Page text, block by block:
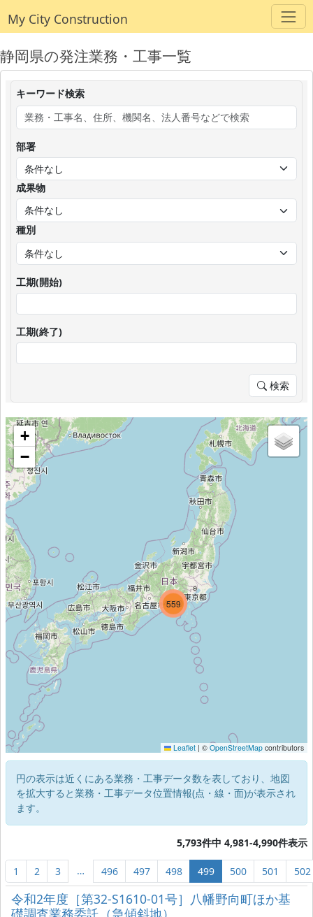
My City Construction
静岡県の発注業務・工事一覧
キーワード検索
部署
成果物
種別
工期(開始)
工期(終了)
検索
559
5522
4380
+
−
Leaflet | © OpenStreetMap contributors
円の表示は近くにある業務・工事データ数を表しており、地図
を拡大すると業務・工事データ位置情報(点・線・面)が表示され
ます。
5,793件中 4,981-4,990件表示
1 2 3 … 496 497 498 499 500 501 502
令和2年度［第32‐S1610‐01号］八幡野向町ほか基
礎調査業務委託（急傾斜地）